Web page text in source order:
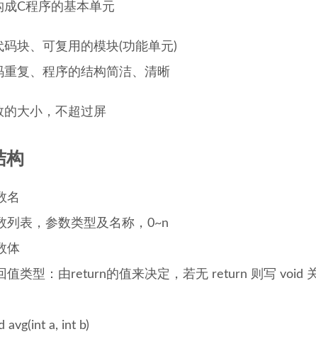
成C程序的基本单元
码块、可复用的模块(功能单元)
重复、程序的结构简洁、清晰
的大小，不超过屏
构
名
列表，参数类型及名称，0~n
体
值类型：由return的值来决定，若无 return 则写 void
avg(int a, int b)